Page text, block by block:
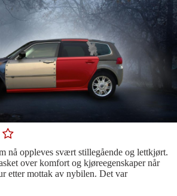
nå oppleves svært stillegående og lettkjørt.
over komfort og kjøreegenskaper når
etter mottak av nybilen. Det var